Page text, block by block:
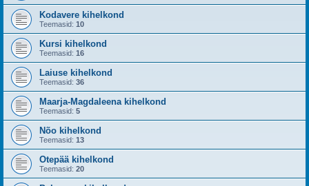
Kodavere kihelkond
Teemasid: 10
Kursi kihelkond
Teemasid: 16
Laiuse kihelkond
Teemasid: 36
Maarja-Magdaleena kihelkond
Teemasid: 5
Nõo kihelkond
Teemasid: 13
Otepää kihelkond
Teemasid: 20